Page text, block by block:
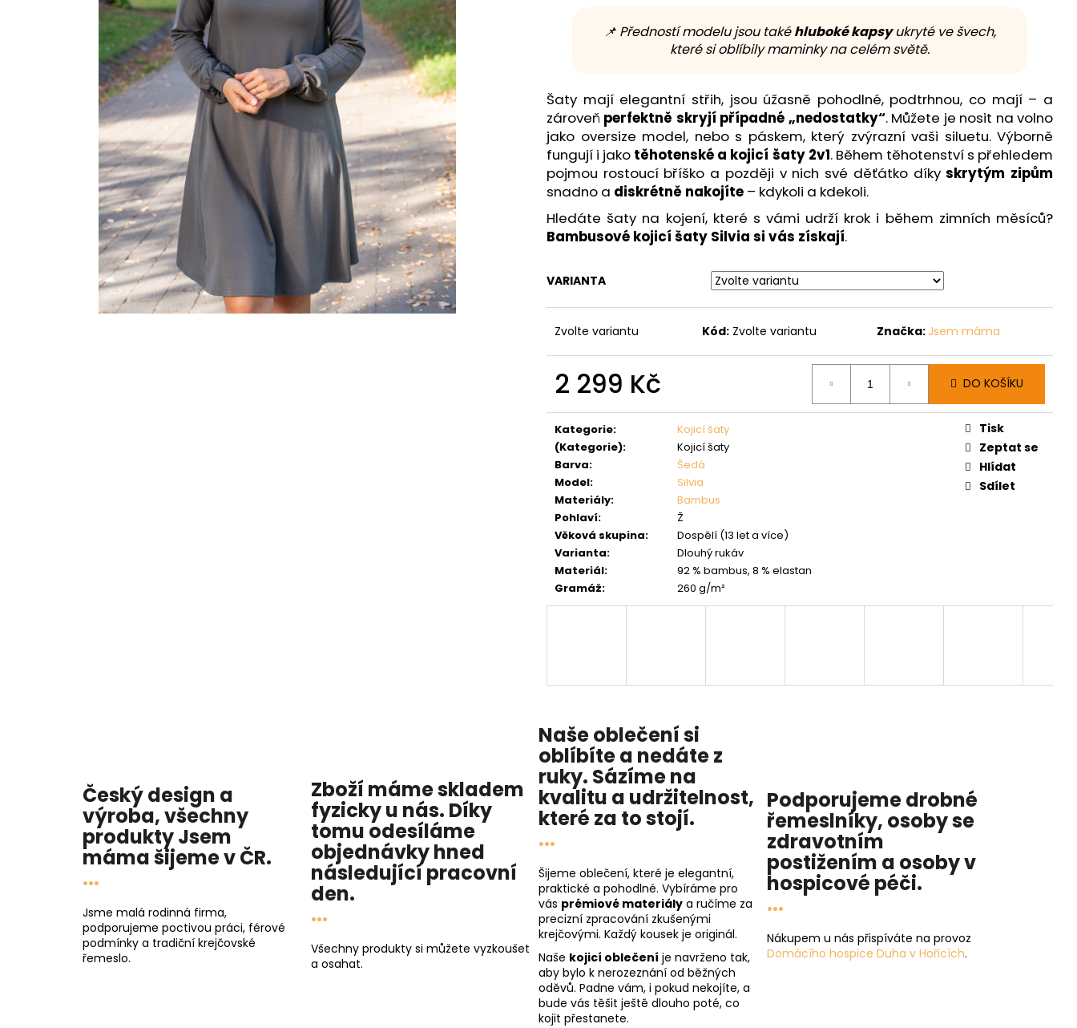
📌 Předností modelu jsou takéhluboké kapsyukryté ve švech,
které si oblíbily maminky na celém světě.
Šaty mají elegantní střih, jsou úžasně pohodlné, podtrhnou, co mají – a
zároveň perfektně skryjí případné „nedostatky“. Můžete je nosit na volno
jako oversize model, nebo s páskem, který zvýrazní vaši siluetu. Výborně
fungují i jako těhotenské a kojicí šaty 2v1. Během těhotenství s přehledem
pojmou rostoucí bříško a později v nich své děťátko díkyskrytým zipům
snadno a diskrétně nakojíte – kdykoli a kdekoli.
Hledáte šaty na kojení, které s vámi udrží krok i během zimních měsíců?
Bambusové kojicí šaty Silvia si vás získají.
VARIANTA
Zvolte variantu Kód: Zvolte variantu Značka: Jsem máma
2 299 Kč
cena:
DO KOŠÍKU
Kategorie:
Kojicí šaty
(Kategorie):
Kojicí šaty
Barva:
Šedá
Model:
Silvia
Materiály:
Bambus
Pohlaví:
Ž
Věková skupina:
Dospělí (13 let a více)
Varianta:
Dlouhý rukáv
Materiál:
92 % bambus, 8 % elastan
Gramáž: 260 g/m²
Tisk
Zeptat se
Hlídat
Sdílet
Český design a
výroba, všechny
produktyJsem
mámašijeme v ČR.
...
Jsme malá rodinná firma,
podporujeme poctivou práci, férové
podmínky a tradiční krejčovské
řemeslo.
Zboží máme skladem
fyzicky u nás. Díky
tomu odesíláme
objednávky hned
následující pracovní
den.
...
Všechny produkty si můžete vyzkoušet
a osahat.
Naše oblečení si
oblíbíte a nedáte z
ruky. Sázíme na
kvalitu a udržitelnost,
které za to stojí.
...
Šijeme oblečení, které je elegantní,
praktické a pohodlné. Vybíráme pro
vás prémiové materiály a ručíme za
precizní zpracování zkušenými
krejčovými. Každý kousek je originál.
Naše kojicí oblečení je navrženo tak,
aby bylo k nerozeznání od běžných
oděvů. Padne vám, i pokud nekojíte, a
bude vás těšit ještě dlouho poté, co
kojit přestanete.
Podporujeme drobné
řemeslníky, osoby se
zdravotním
postižením a osoby v
hospicové péči.
...
Nákupem u nás přispíváte na provoz
Domácího hospice Duha v Hořicích.